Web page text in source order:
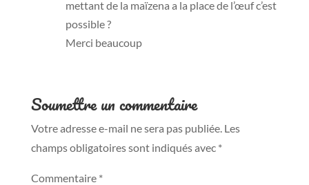
mettant de la maïzena a la place de l’œuf c’est
possible ?
Merci beaucoup
Soumettre un commentaire
Votre adresse e-mail ne sera pas publiée. Les
champs obligatoires sont indiqués avec *
Commentaire *